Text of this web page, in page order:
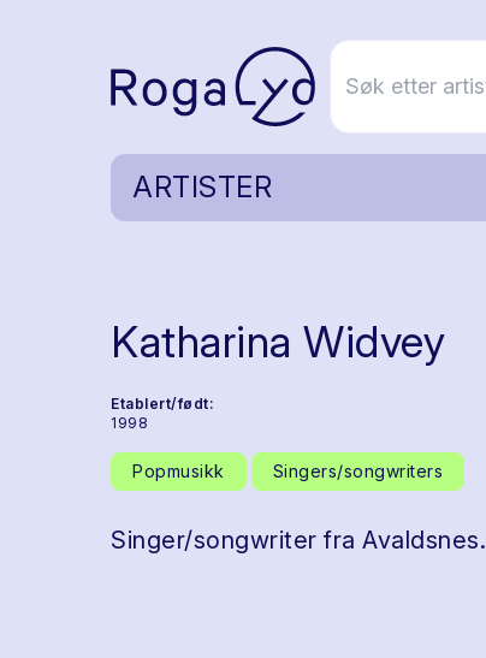
ARTISTER
Katharina Widvey
Etablert/født:
1998
Popmusikk Singers/songwriters
Singer/songwriter fra Avaldsnes.